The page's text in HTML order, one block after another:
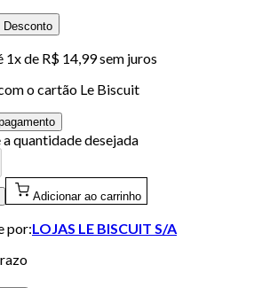
Desconto
1x de R$ 14,99sem juros
o cartão Le Biscuit
quantidade desejada
Adicionar ao carrinho
por:LOJAS LE BISCUIT S/A